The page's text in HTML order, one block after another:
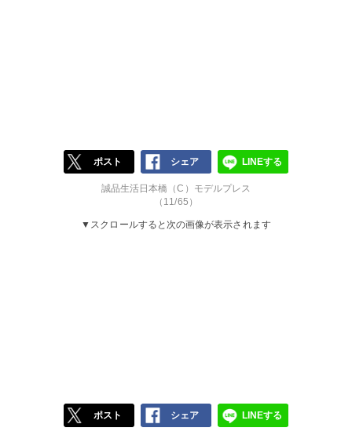
ポスト シェア LINEする
誠品生活日本橋（C）モデルプレス
（11/65）
▼スクロールすると次の画像が表示されます
ポスト シェア LINEする